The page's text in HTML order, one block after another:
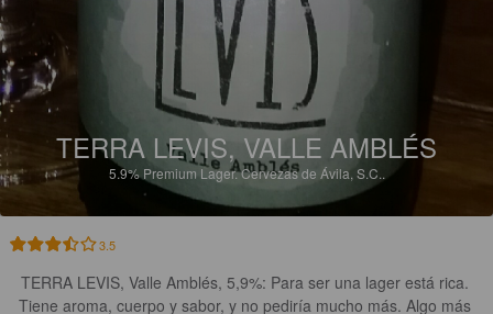
TERRA LEVIS, VALLE AMBLÉS
5.9% Premium Lager.Cervezas de Ávila, S.C..
3.5
TERRA LEVIS, Valle Amblés, 5,9%: Para ser una lager está rica.
Tiene aroma, cuerpo y sabor, y no pediría mucho más. Algo más